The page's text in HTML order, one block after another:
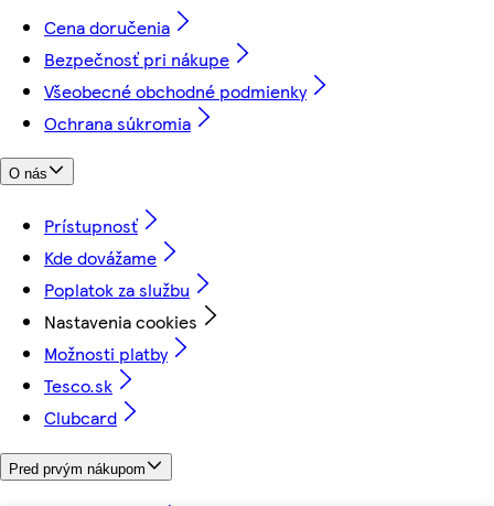
Cena doručenia
Bezpečnosť pri nákupe
Všeobecné obchodné podmienky
Ochrana súkromia
O nás
Prístupnosť
Kde dovážame
Poplatok za službu
Nastavenia cookies
Možnosti platby
Tesco.sk
Clubcard
Pred prvým nákupom